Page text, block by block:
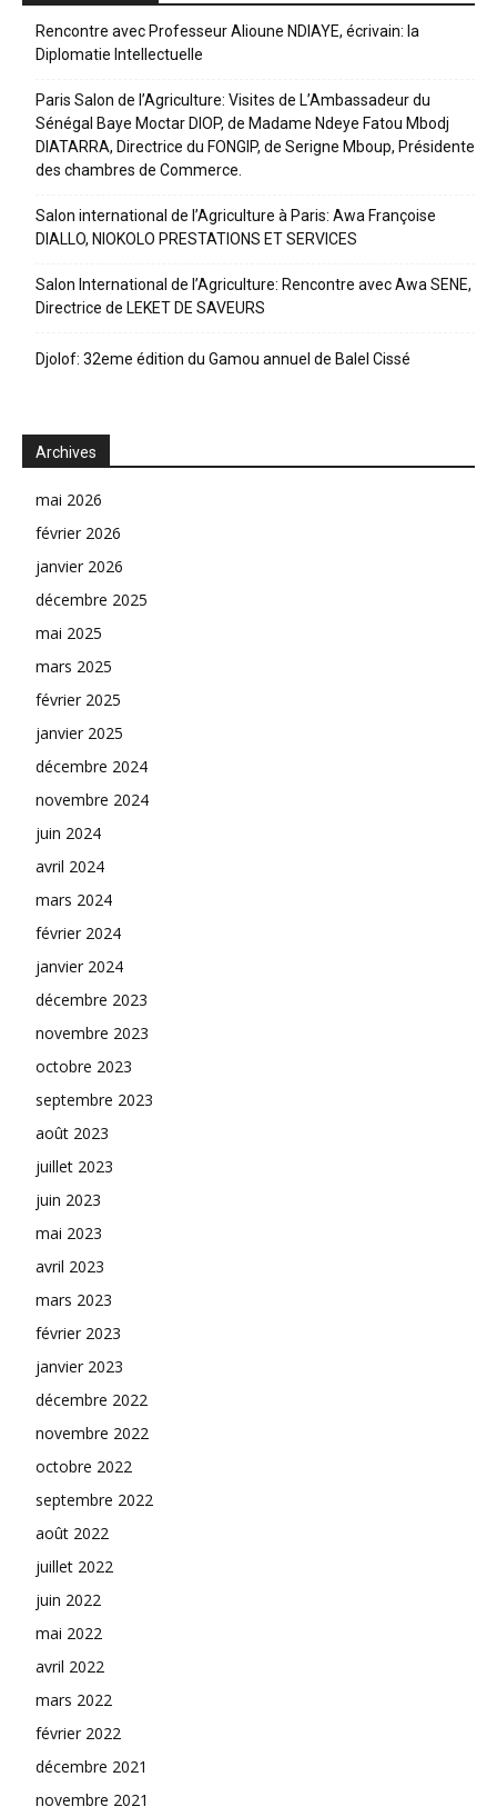
Rencontre avec Professeur Alioune NDIAYE, écrivain: la
Diplomatie Intellectuelle
Paris Salon de l’Agriculture: Visites de L’Ambassadeur du
Sénégal Baye Moctar DIOP, de Madame Ndeye Fatou Mbodj
DIATARRA, Directrice du FONGIP, de Serigne Mboup, Présidente
des chambres de Commerce.
Salon international de l’Agriculture à Paris: Awa Françoise
DIALLO, NIOKOLO PRESTATIONS ET SERVICES
Salon International de l’Agriculture: Rencontre avec Awa SENE,
Directrice de LEKET DE SAVEURS
Djolof: 32eme édition du Gamou annuel de Balel Cissé
Archives
mai 2026
février 2026
janvier 2026
décembre 2025
mai 2025
mars 2025
février 2025
janvier 2025
décembre 2024
novembre 2024
juin 2024
avril 2024
mars 2024
février 2024
janvier 2024
décembre 2023
novembre 2023
octobre 2023
septembre 2023
août 2023
juillet 2023
juin 2023
mai 2023
avril 2023
mars 2023
février 2023
janvier 2023
décembre 2022
novembre 2022
octobre 2022
septembre 2022
août 2022
juillet 2022
juin 2022
mai 2022
avril 2022
mars 2022
février 2022
décembre 2021
novembre 2021